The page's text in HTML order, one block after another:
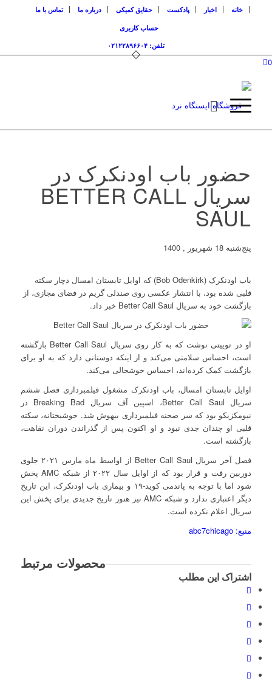
خانه اخبار پادکست حقایق کمیکی درباره ما
تماس با ما
حساب کاربری
تلفن: ۰۲۱۲۲۸۹۶۶۰۴
0
حضور باب اودنکرک در
سریال BETTER CALL
SAUL
پنج‌شنبه 18 شهریور , 1400
باب اودنکرک (Bob Odenkirk) که اوایل تابستان امسال دچار سکته
قلبی شده بود، با انتشار عکسی روی صندلی گریم در فضای مجازی، از
بازگشت خود به سریال Better Call Saul خبر داد.
او در توییتی نوشت که به کار روی سریال Better Call Saul بازگشته
است، احساس سلامتی می‌کند و از اینکه دوستانی دارد که به او برای
بازگشت کمک کرده‌اند، احساس خوشحالی می‌کند.
اوایل تابستان امسال، باب اودنکرک مشغول فیلمبرداری فصل ششم
سریال Better Call Saul، اسپین آف سریال Breaking Bad در
نیومکزیکو بود که سر صحنه فیلمبرداری بیهوش شد. خوشبختانه، سکته
قلبی او چندان جدی نبود و او اکنون پس از گذراندن دوران نقاهت،
بازگشته است.
فصل آخر سریال Better Call Saul از اواسط ماه مارس ۲۰۲۱ جلوی
دوربین رفت و قرار بود که از اوایل سال ۲۰۲۲ از شبکه AMC پخش
شود اما با توجه به پاندمی کوید-۱۹ و بیماری باب اودنکرک، این تاریخ
دیگر اعتباری ندارد و شبکه AMC نیز هنوز تاریخ جدیدی برای پخش این
سریال اعلام نکرده است.
منبع: abc7chicago
محصولات مرتبط
اشتراک این مطلب